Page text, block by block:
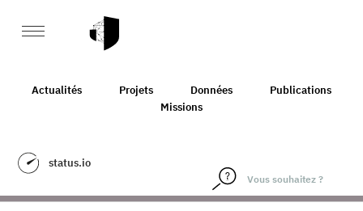
Actualités Projets Données
Publications
Missions
status.io